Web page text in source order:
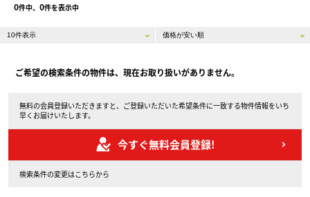
0件中、 0件を表示中
ご希望の検索条件の物件は、現在お取り扱いがありません。
無料の会員登録いただきますと、ご登録いただいた希望条件に一致する物件情報をいち
早くお届けいたします。
今すぐ無料会員登録!
検索条件の変更はこちらから